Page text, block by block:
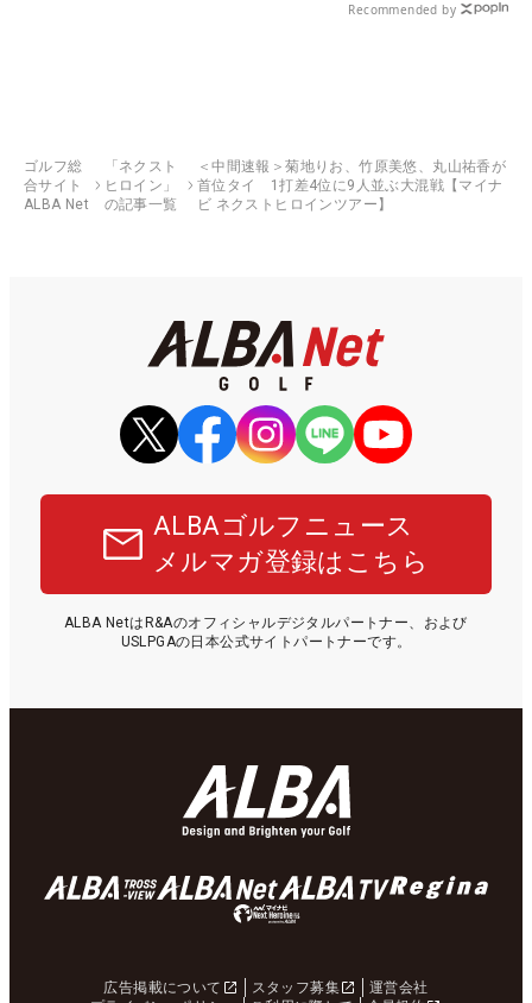
Recommended by
ゴルフ総
合サイト
ALBA Net
「ネクスト
ヒロイン」
の記事一覧
＜中間速報＞菊地りお、竹原美悠、丸山祐香が
首位タイ 1打差4位に9人並ぶ大混戦【マイナ
ビ ネクストヒロインツアー】
ALBAゴルフニュース
メルマガ登録はこちら
ALBA NetはR&Aのオフィシャルデジタルパートナー、および
USLPGAの日本公式サイトパートナーです。
広告掲載について スタッフ募集
運営会社